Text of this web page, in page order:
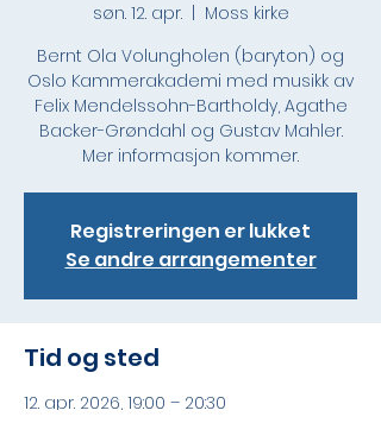
søn. 12. apr.
  |
Moss kirke
Bernt Ola Volungholen (baryton) og
Oslo Kammerakademi med musikk av
Felix Mendelssohn-Bartholdy, Agathe
Backer-Grøndahl og Gustav Mahler.
Mer informasjon kommer.
Registreringen er lukket
Se andre arrangementer
Tid og sted
12. apr. 2026, 19:00 – 20:30